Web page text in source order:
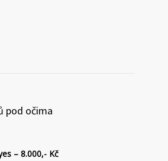
pod očima
– 8.000,- Kč